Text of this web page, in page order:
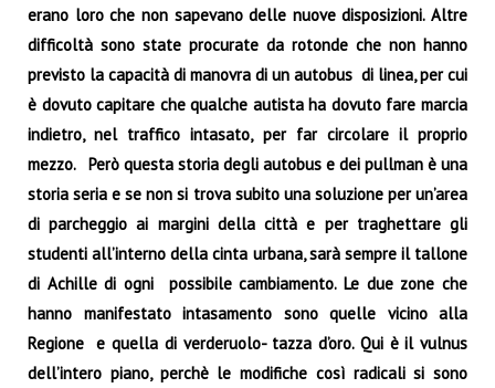
erano loro che non sapevano delle nuove disposizioni. Altre
difficoltà sono state procurate da rotonde che non hanno
previsto la capacità di manovra di un autobus di linea, per cui
è dovuto capitare che qualche autista ha dovuto fare marcia
indietro, nel traffico intasato, per far circolare il proprio
mezzo. Però questa storia degli autobus e dei pullman è una
storia seria e se non si trova subito una soluzione per un’area
di parcheggio ai margini della città e per traghettare gli
studenti all’interno della cinta urbana, sarà sempre il tallone
di Achille di ogni possibile cambiamento. Le due zone che
hanno manifestato intasamento sono quelle vicino alla
Regione e quella di verderuolo- tazza d’oro. Qui è il vulnus
dell’intero piano, perchè le modifiche così radicali si sono